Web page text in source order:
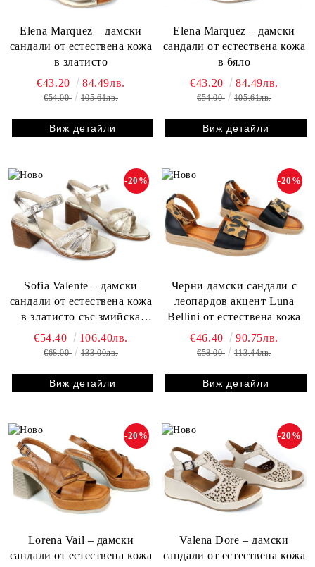
Elena Marquez – дамски
сандали от естествена кожа
в златисто
€43.20 84.49лв.
€54.00 105.61лв.
Виж детайли
Elena Marquez – дамски
сандали от естествена кожа
в бяло
€43.20 84.49лв.
€54.00 105.61лв.
Виж детайли
Sofia Valente – дамски
сандали от естествена кожа
в златисто със змийска
щампа
-20%
€54.40 106.40лв.
€68.00 133.00лв.
Виж детайли
Черни дамски сандали с
леопардов акцент Luna
Bellini от естествена кожа
-20%
€46.40 90.75лв.
€58.00 113.44лв.
Виж детайли
Lorena Vail – дамски
сандали от естествена кожа
-20%
Valena Dore – дамски
сандали от естествена кожа
-20%